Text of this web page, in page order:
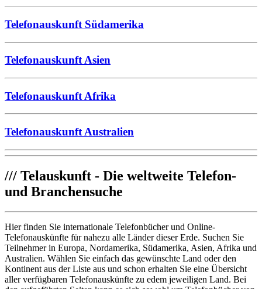
Telefonauskunft Südamerika
Telefonauskunft Asien
Telefonauskunft Afrika
Telefonauskunft Australien
/// Telauskunft - Die weltweite Telefon-
und Branchensuche
Hier finden Sie internationale Telefonbücher und Online-
Telefonauskünfte für nahezu alle Länder dieser Erde. Suchen Sie
Teilnehmer in Europa, Nordamerika, Südamerika, Asien, Afrika und
Australien. Wählen Sie einfach das gewünschte Land oder den
Kontinent aus der Liste aus und schon erhalten Sie eine Übersicht
aller verfügbaren Telefonauskünfte zu edem jeweiligen Land. Bei